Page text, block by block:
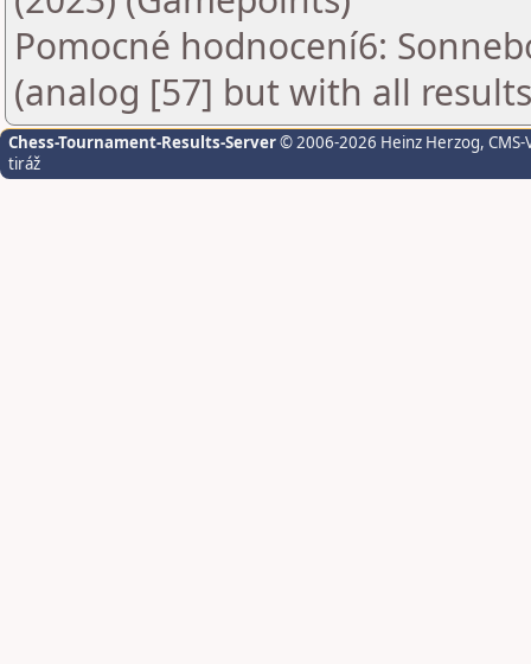
Pomocné hodnocení6:
(analog [57] but with all
Chess-Tournament-Results-Server© 2006-2026 Heinz Herzog,
tiráž